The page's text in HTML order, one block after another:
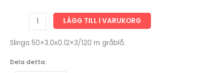
50x3.0x0.12x3/120
m
mängd
LÄGG TILL I VARUKORG
Slinga 50×3.0x0.12×3/120 m gråblå.
Dela detta: